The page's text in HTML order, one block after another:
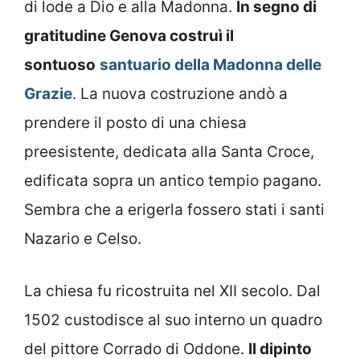
di lode a Dio e alla Madonna. In segno di
gratitudine Genova costruì il
sontuoso santuario della Madonna delle
Grazie. La nuova costruzione andò a
prendere il posto di una chiesa
preesistente, dedicata alla Santa Croce,
edificata sopra un antico tempio pagano.
Sembra che a erigerla fossero stati i santi
Nazario e Celso.
La chiesa fu ricostruita nel XII secolo. Dal
1502 custodisce al suo interno un quadro
del pittore Corrado di Oddone. Il dipinto